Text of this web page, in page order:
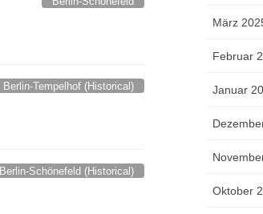
Berlin-Tempelhof (Historical)
Berlin-Schönefeld (Historical)
März
Februar
Januar
Oktober